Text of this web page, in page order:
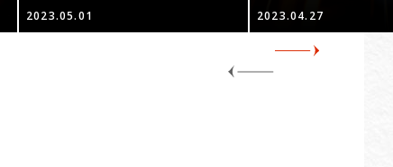
2023.05.01 2023.04.27